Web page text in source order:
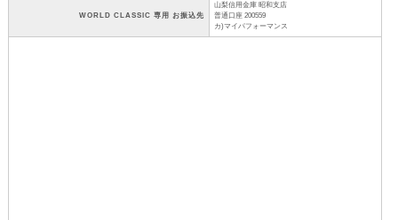
WORLD CLASSIC 専用 お振込先
山梨信用金庫 昭和支店
普通口座 200559
カ)マイパフォーマンス